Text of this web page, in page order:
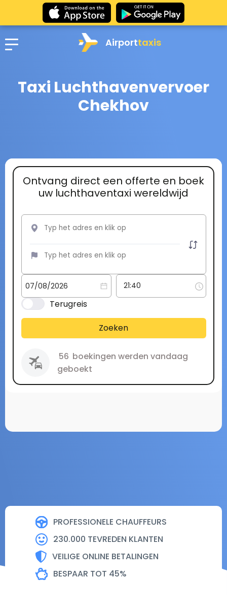
Airporttaxis
Taxi Luchthavenvervoer
Chekhov
PROFESSIONELE CHAUFFEURS
230.000 TEVREDEN KLANTEN
VEILIGE ONLINE BETALINGEN
BESPAAR TOT 45%
Ontvang direct een offerte en boek
uw luchthaventaxi wereldwijd
Terugreis
Zoeken
56 boekingen werden vandaag
geboekt